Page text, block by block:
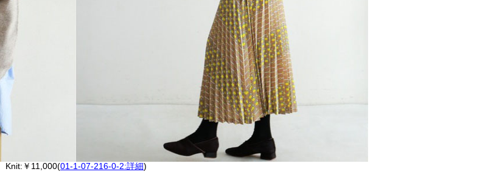
Knit:￥11,000(01-1-07-216-0-2:詳細)